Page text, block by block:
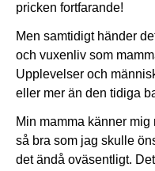
pricken fortfarande!
Men samtidigt händer
och vuxenliv som
Upplevelser och
eller mer än den tidiga
Min mamma känner
så bra som jag skulle
det ändå oväsentligt.